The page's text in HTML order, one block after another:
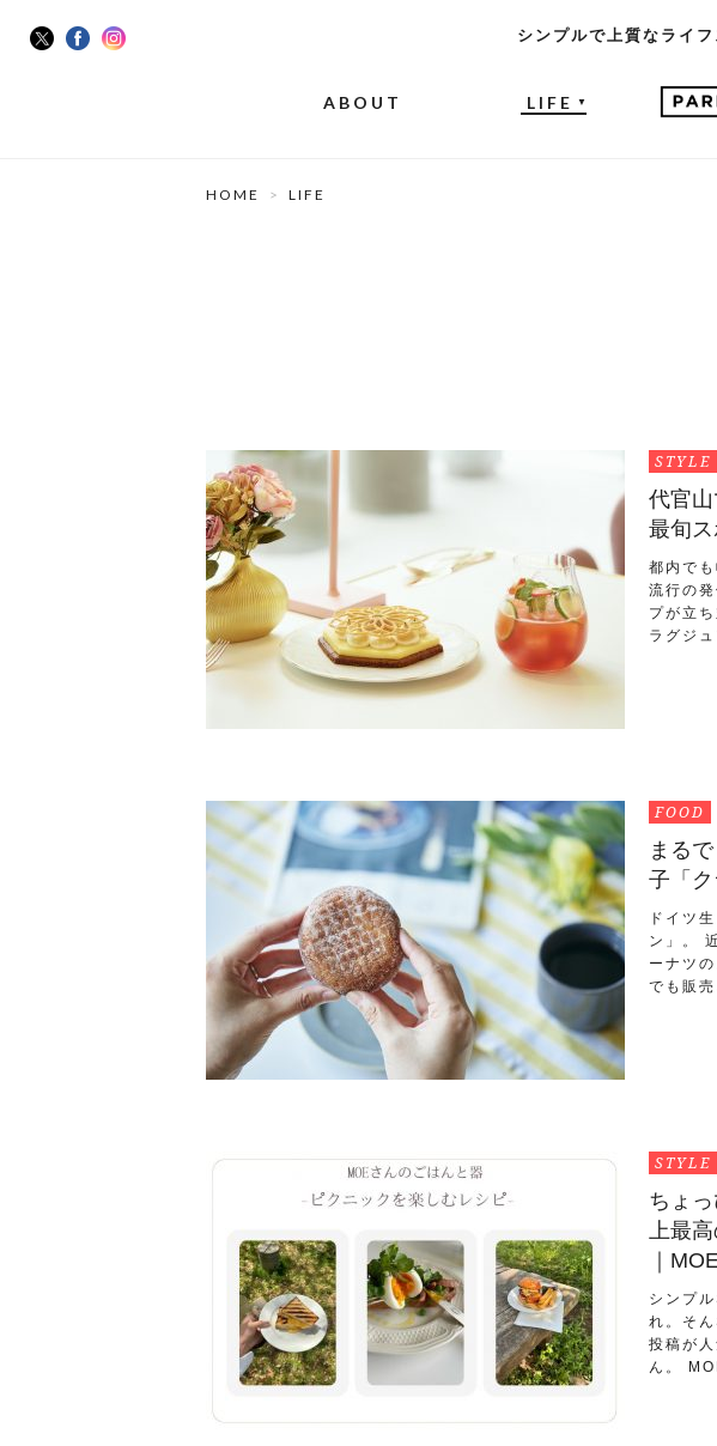
シンプルで上質なライ
ABOUT LIFE ▼
HOME LIFE
STYLE
代官
最旬
都内で
流行の
プが立
ラグジ
FOOD
まる
子「
ドイツ
ン」。
ーナツ
でも販
STYLE
ちょ
上最
｜
シンプ
れ。そ
投稿が
ん。